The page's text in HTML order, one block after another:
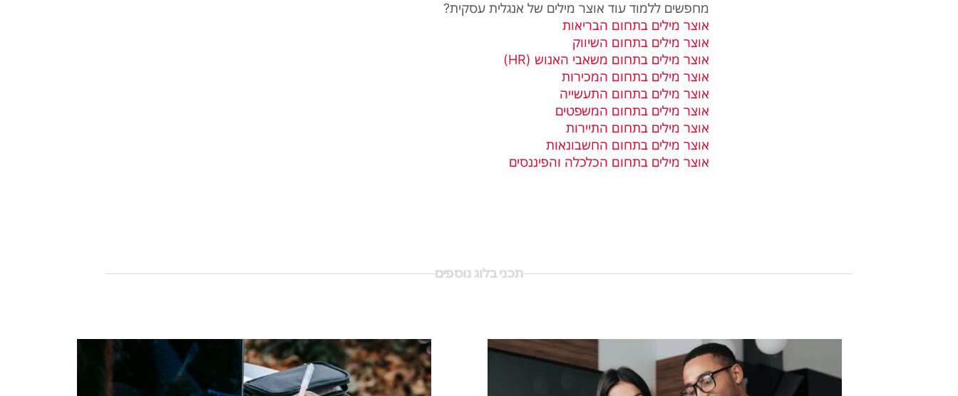
מחפשים ללמוד עוד אוצר מילים של אנגלית עסקית?
אוצר מילים בתחום הבריאות
אוצר מילים בתחום השיווק
אוצר מילים בתחום משאבי האנוש (HR)
אוצר מילים בתחום המכירות
אוצר מילים בתחום התעשייה
אוצר מילים בתחום המשפטים
אוצר מילים בתחום התיירות
אוצר מילים בתחום החשבונאות
אוצר מילים בתחום הכלכלה והפיננסים
תכני בלוג נוספים